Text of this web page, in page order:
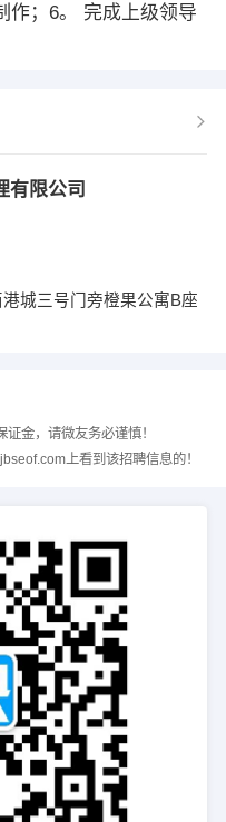
作；6。 完成上级领导
有限公司
城三号门旁橙果公寓B座
金，请微友务必谨慎！
上看到该招聘信息的！